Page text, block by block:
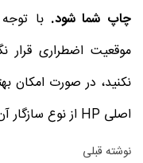
چاپ شما شود.با
موقعیت اضطراری قرار
نکنید، در صورت امکان
اصلی HP از نوع سازگار آن استفاده کنید.
نوشته قبلی